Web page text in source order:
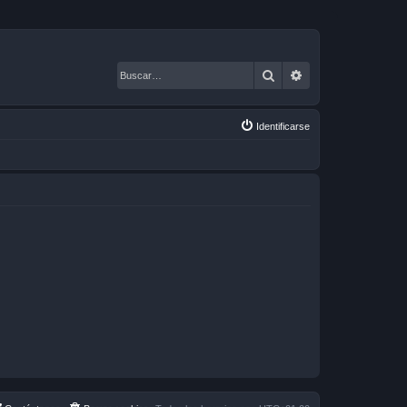
Buscar
Identificarse